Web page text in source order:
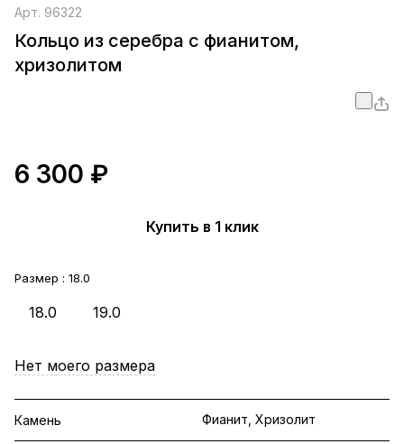
Арт. 96322
Кольцо из серебра с фианитом,
хризолитом
6 300 ₽
Купить в 1 клик
Размер : 18.0
18.0 19.0
Нет моего размера
Камень Фианит, Хризолит